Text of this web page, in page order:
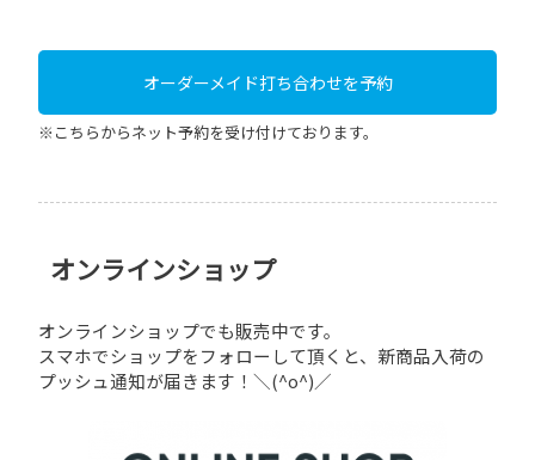
オーダーメイド打ち合わせを予約
※こちらからネット予約を受け付けております。
オンラインショップ
オンラインショップでも販売中です。
スマホでショップをフォローして頂くと、新商品入荷の
プッシュ通知が届きます！＼(^o^)／